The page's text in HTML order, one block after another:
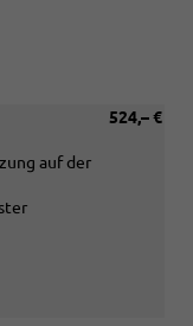
524,– €
auf der